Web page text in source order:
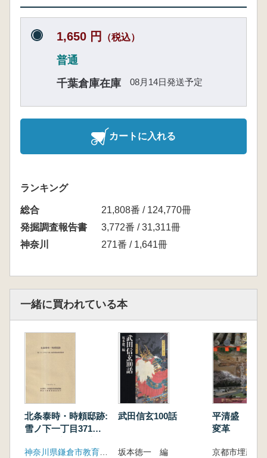
1,650 円 （税込）
普通
千葉倉庫在庫
08月14日発送予定
カートに入れる
ランキング
総合
21,808番 / 124,770冊
発掘調査報告書
3,772番 / 31,311冊
神奈川
271番 / 1,641冊
一緒に買われている本
北条泰時・時頼邸跡:
雪ノ下一丁目371番-1
神奈川県鎌倉市教育委員会
武田信玄100話
坂本徳一 編
平清盛 院政
変革